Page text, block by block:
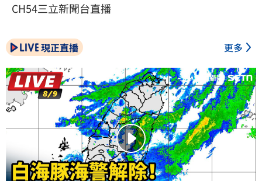
CH54三立新聞台直播
現正直播 更多